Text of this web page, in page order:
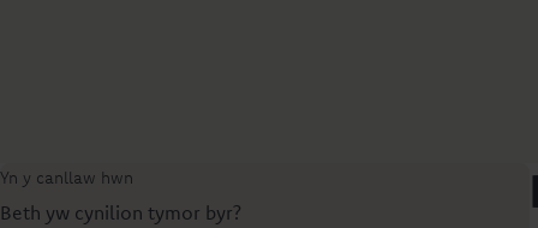
Yn y canllaw hwn
Beth yw cynilion tymor byr?